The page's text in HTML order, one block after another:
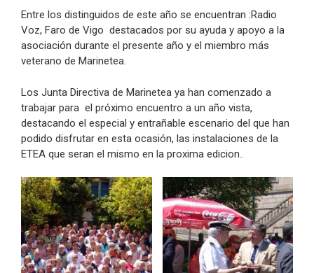
Entre los distinguidos de este año se encuentran :Radio
Voz, Faro de Vigo destacados por su ayuda y apoyo a la
asociación durante el presente año y el miembro más
veterano de Marinetea.
Los Junta Directiva de Marinetea ya han comenzado a
trabajar para el próximo encuentro a un año vista,
destacando el especial y entrañable escenario del que han
podido disfrutar en esta ocasión, las instalaciones de la
ETEA que seran el mismo en la proxima edicion..